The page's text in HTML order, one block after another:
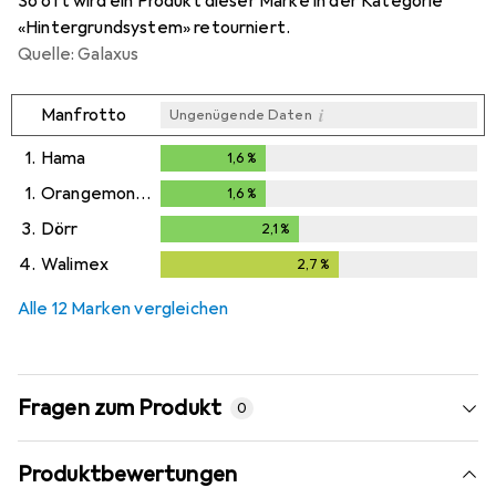
«Hintergrundsystem» retourniert.
Quelle: Galaxus
Manfrotto Ungenügende Daten i
1. Hama 1,6 %
1. Orangemonkie 1,6 %
3. Dörr 2,1 %
4. Walimex 2,7 %
Alle 12 Marken vergleichen
Fragen zum Produkt 0
Produktbewertungen